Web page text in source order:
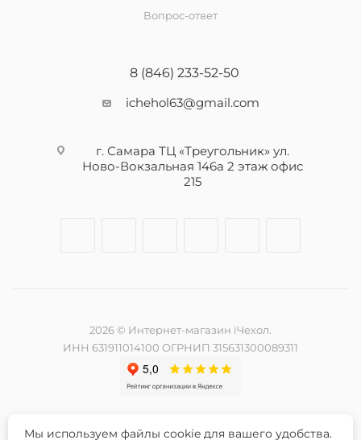
Вопрос-ответ
8 (846) 233-52-50
ichehol63@gmail.com
г. Самара ТЦ «Треугольник» ул.
Ново-Вокзальная 146а 2 этаж офис
215
2026 © Интернет-магазин iЧехол.
ИНН 631911014100 ОГРНИП 315631300089311
Мы используем файлы cookie для вашего удобства.